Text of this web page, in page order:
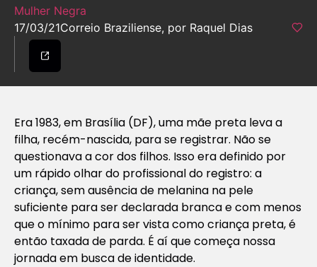
Mulher Negra
17/03/21Correio Braziliense, por Raquel Dias
Era 1983, em Brasília (DF), uma mãe preta leva a
filha, recém-nascida, para se registrar. Não se
questionava a cor dos filhos. Isso era definido por
um rápido olhar do profissional do registro: a
criança, sem ausência de melanina na pele
suficiente para ser declarada branca e com menos
que o mínimo para ser vista como criança preta, é
então taxada de parda. É aí que começa nossa
jornada em busca de identidade.